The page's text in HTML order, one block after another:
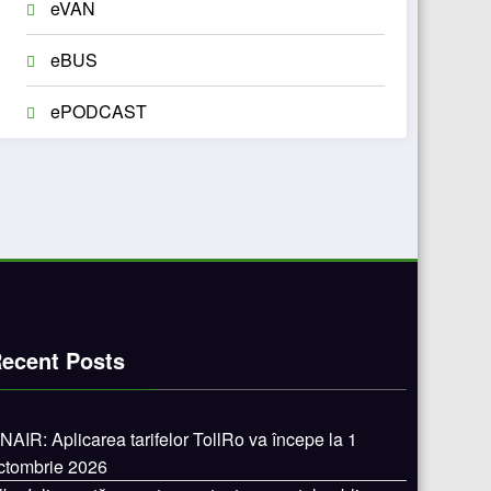
eVAN
eBUS
ePODCAST
Posts
Aplicarea tarifelor TollRo va începe la 1
2026